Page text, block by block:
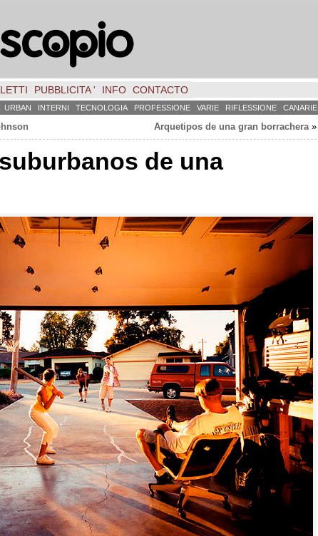
PUBBLICITA ' INFO CONTACTO
URBAN INTERNI TECNOLOGIA PROFESSIONE VARIE RIFLESSIONE CANARIE
Arquetipos de una gran borrachera»
de una